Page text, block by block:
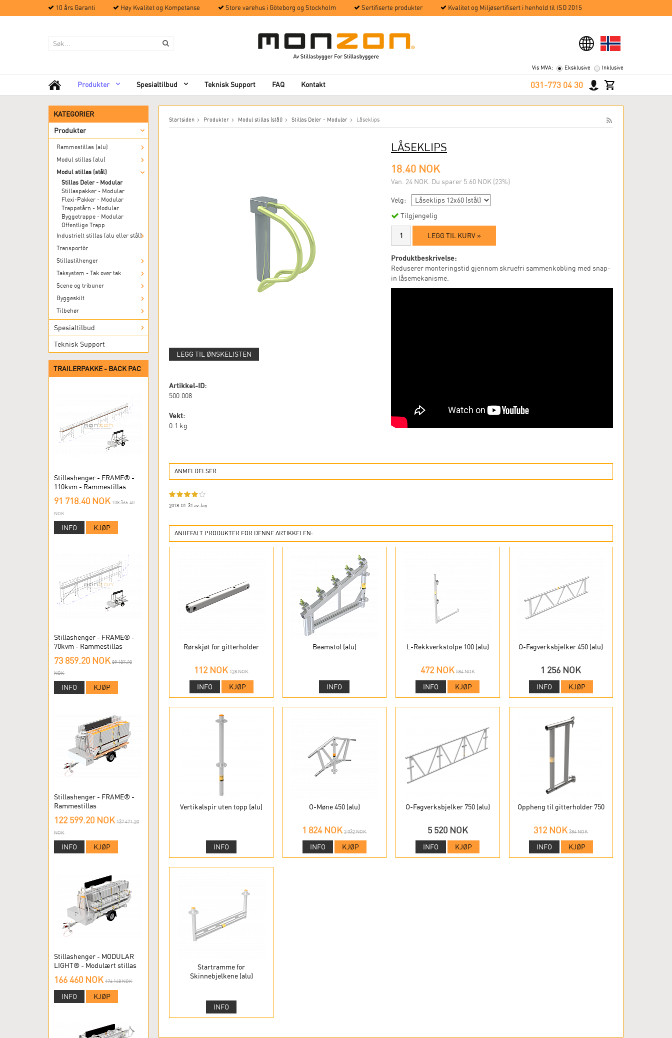
10 års Garanti Høy Kvalitet og Kompetanse Store varehus i Göteborg og Stockholm Sertifiserte produkter Kvalitet og Miljøsertifisert i henhold til ISO 2015
Vis MVA: Eksklusive Inklusive
Produkter Spesialtilbud Teknisk Support FAQ Kontakt 031-773 04 30
KATEGORIER
Produkter
Rammestillas (alu)
Modul stillas (alu)
Modul stillas (stål)
Stillas Deler - Modular
Stillaspakker - Modular
Flexi-Pakker - Modular
Trappetårn - Modular
Byggetrappe - Modular
Offentlige Trapp
Industrielt stillas (alu eller stål)
Transportör
Stillastilhenger
Taksystem - Tak over tak
Scene og tribuner
Byggeskilt
Tilbehør
Spesialtilbud
Teknisk Support
TRAILERPAKKE - BACK PAC
Stillashenger - FRAME® -
110kvm - Rammestillas
91 718.40 NOK 108 366.40
NOK
INFO KJØP
Stillashenger - FRAME® -
70kvm - Rammestillas
73 859.20 NOK 89 187.20
NOK
INFO KJØP
Stillashenger - FRAME® -
Rammestillas
122 599.20 NOK 137 471.20
NOK
INFO KJØP
Stillashenger - MODULAR
LIGHT® - Modulært stillas
166 460 NOK 176 148 NOK
INFO KJØP
Startsiden Produkter Modul stillas (stål) Stillas Deler - Modular Låseklips
LÅSEKLIPS
18.40 NOK
Van. 24 NOK. Du sparer 5.60 NOK (23%)
Velg:
Tilgjengelig
LEGG TIL KURV »
Produktbeskrivelse:
Reduserer monteringstid gjennom skruefri sammenkobling med snap-
in låsemekanisme.
LEGG TIL ØNSKELISTEN
Artikkel-ID:
500.008
Vekt:
0.1 kg
ANMELDELSER
2018-01-31 avJan
ANBEFALT PRODUKTER FOR DENNE ARTIKKELEN:
Rørskjøt for gitterholder
112 NOK 128 NOK
INFO KJØP
Beamstol (alu)
INFO
L-Rekkverkstolpe 100 (alu)
472 NOK 584 NOK
INFO KJØP
O-Fagverksbjelker 450 (alu)
1 256 NOK
INFO KJØP
Vertikalspir uten topp (alu)
INFO
O-Møne 450 (alu)
1 824 NOK 2 032 NOK
INFO KJØP
O-Fagverksbjelker 750 (alu)
5 520 NOK
INFO KJØP
Oppheng til gitterholder 750
312 NOK 384 NOK
INFO KJØP
Startramme for
Skinnebjelkene (alu)
INFO